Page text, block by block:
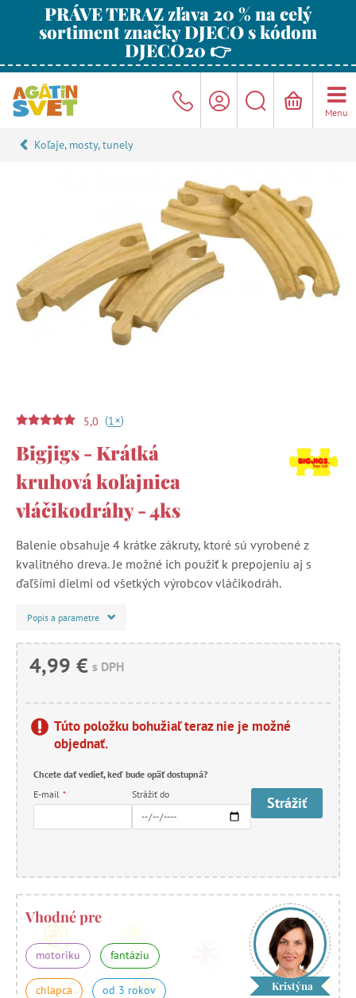
PRÁVE TERAZ zľava 20 % na celý
sortiment značky DJECO s kódom
DJECO20 👉
Menu
Koľaje, mosty, tunely
5,0 (1+)
Bigjigs - Krátká
kruhová koľajnica
vláčikodráhy - 4ks
Balenie obsahuje 4 krátke zákruty, ktoré sú vyrobené z
kvalitného dreva. Je možné ich použiť k prepojeniu aj s
ďaľšími dielmi od všetkých výrobcov vláčikodráh.
Popis a parametre
4,99 € s DPH
Túto položku bohužiaľ teraz nie je možné
objednať.
Chcete dať vedieť, keď bude opäť dostupná?
E-mail * Strážiť do Strážiť
Vhodné pre
motoriku fantáziu
chlapca od 3 rokov Kristýna